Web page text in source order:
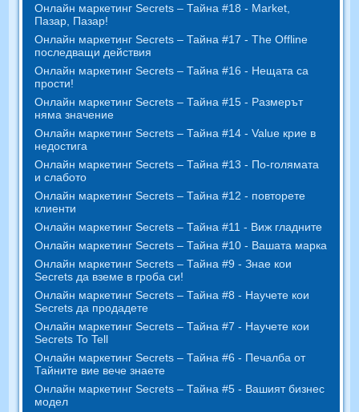
Онлайн маркетинг Secrets – Тайна #18 - Market,
Пазар, Пазар!
Онлайн маркетинг Secrets – Тайна #17 - The Offline
последващи действия
Онлайн маркетинг Secrets – Тайна #16 - Нещата са
прости!
Онлайн маркетинг Secrets – Тайна #15 - Размерът
няма значение
Онлайн маркетинг Secrets – Тайна #14 - Value крие в
недостига
Онлайн маркетинг Secrets – Тайна #13 - По-голямата
и слабото
Онлайн маркетинг Secrets – Тайна #12 - повторете
клиенти
Онлайн маркетинг Secrets – Тайна #11 - Виж гладните
Онлайн маркетинг Secrets – Тайна #10 - Вашата марка
Онлайн маркетинг Secrets – Тайна #9 - Знае кои
Secrets да вземе в гроба си!
Онлайн маркетинг Secrets – Тайна #8 - Научете кои
Secrets да продадете
Онлайн маркетинг Secrets – Тайна #7 - Научете кои
Secrets To Tell
Онлайн маркетинг Secrets – Тайна #6 - Печалба от
Тайните вие ​​вече знаете
Онлайн маркетинг Secrets – Тайна #5 - Вашият бизнес
модел